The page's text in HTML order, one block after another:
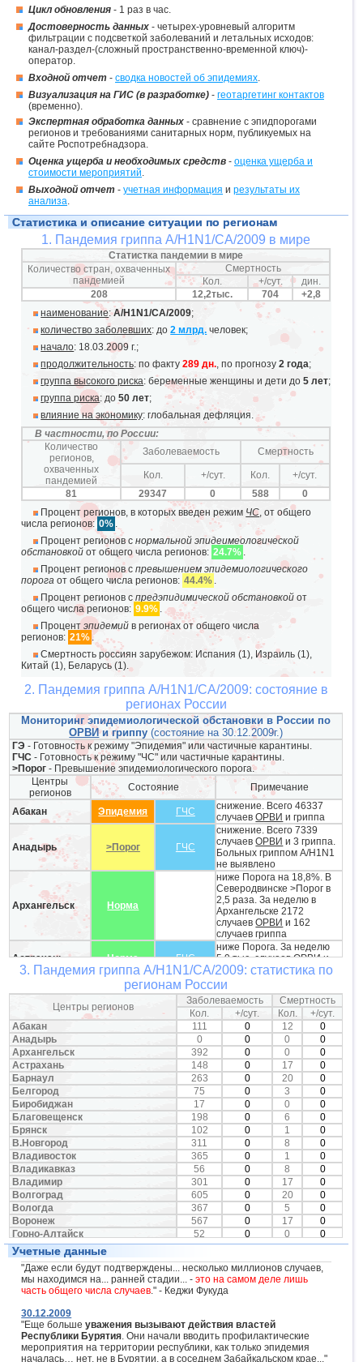
Цикл обновления - 1 раз в час.
Достоверность данных - четырех-уровневый алгоритм
фильтрации с подсветкой заболеваний и летальных исходов:
канал-раздел-(сложный пространственно-временной ключ)-
оператор.
Входной отчет - сводка новостей об эпидемиях.
Визуализация на ГИС (в разработке) - геотаргетинг контактов
(временно).
Экспертная обработка данных - сравнение с эпидпорогами
регионов и требованиями санитарных норм, публикуемых на
сайте Роспотребнадзора.
Оценка ущерба и необходимых средств - оценка ущерба и
стоимости мероприятий.
Выходной отчет - учетная информация и результаты их
анализа.
Статистика и описание ситуации по регионам
1. Пандемия гриппа A/H1N1/CA/2009 в мире
Статистка пандемии в мире
Количество стран, охваченных
пандемией
Смертность
Кол.
+/сут.
дин.
208
12,2тыс. 704
+2,8
наименование:A/H1N1/CA/2009;
количество заболевших: до2 млрд. человек;
начало: 18.03.2009 г.;
продолжительность: по факту289 дн., по прогнозу2 года;
группа высокого риска: беременные женщины и дети до5 лет;
группа риска: до50 лет;
влияние на экономику: глобальная дефляция.
В частности, по России:
Количество
регионов,
охваченных
пандемией
Заболеваемость Смертность
Кол. +/сут. Кол.
+/сут.
81
29347 0 588
0
Процент регионов, в которых введен режим ЧС, от общего
числа регионов: 0% .
Процент регионов снормальной эпидеимеологической
обстановкой от общего числа регионов: 24.7% .
Процент регионов спревышением эпидемиологического
порога от общего числа регионов: 44.4% .
Процент регионов спредэпидимической обстановкой от
общего числа регионов: 9.9% .
Процентэпидемий в регионах от общего числа
регионов: 21% .
Смертность россиян зарубежом: Испания (1), Израиль (1),
Китай (1), Беларусь (1).
2. Пандемия гриппа A/H1N1/CA/2009: состояние в
регионах России
Мониторинг эпидемиологической обстановки в России по
ОРВИи гриппу(состояние на 30.12.2009г.)
ГЭ - Готовность к режиму "Эпидемия" или частичные карантины.
ГЧС - Готовность к режиму "ЧС" или частичные карантины.
>Порог - Превышение эпидемиологического порога.
Центры
регионов
Состояние Примечание
Абакан Эпидемия ГЧС
снижение. Всего 46337
случаевОРВИ и гриппа
Анадырь >Порог ГЧС
снижение. Всего 7339
случаевОРВИ и 3 гриппа.
Больных гриппом A/H1N1
не выявлено
Архангельск Норма
ниже Порога на 18,8%. В
Северодвинске >Порог в
2,5 раза. За неделю в
Архангельске 2172
случаевОРВИ и 162
случаев гриппа
Астрахань Норма ГЧС
ниже Порога. За неделю
5,9 тыс. случаевОРВИи
гриппа
Барнаул >Порог
снижение на 20%. За
неделю 15,8 тыс. случаев
ОРВИи гриппа
Белгород >Порог ГЧС
>Порог на 84% (Белгород
и Старый Оскол)
(снижение на 11,8%)
Биробиджан
Благовещенск >Порог ГЧС
>Порог на 9% (рост). За
неделю 5879 случае
ОРВИ
и гриппом. Увеличение
количества случаев
осложненияОРВИ
пневмониями
Брянск >Порог ГЧС
>Порог среди школ на
35,7%. За неделю 3844
случаевОРВИи гриппа, 57
- пневмонии
В.Новгород ГЧС
>Порог на 2,5% (снижение
на 17,5%). За неделю 5862
случаев
и гриппа. За
три недели 39 тыс. Грипп у
21 беременной
Владивосток
Эпидемия ГЧС снижение на 3%
Владикавказ Эпидемия ГЧС
сезонного гриппа умерло 7
чел. Всего 17 тыс. случаев
ОРВИ
Владимир >Порог ГЧС
на 12,8% (снижение на
13,2%). За неделю 10 тыс.
случаевОРВИи 237
гриппа. Всего 103 тыс.
3. Пандемия гриппа A/H1N1/CA/2009: статистика по
регионам России
Центры регионов
Заболеваемость
Смертность
Кол.
+/сут. Кол.
+/сут.
Абакан
111 0 12
0
Анадырь
0 0 0
0
Архангельск
392 0 0
0
Астрахань
148 0 17
0
Барнаул
263 0 20
0
Белгород
75 0 3
0
Биробиджан
17 0 0
0
Благовещенск
198 0 6
0
Брянск
102 0 1
0
В.Новгород
311 0 8
0
Владивосток
365 0 1
0
Владикавказ
56 0 8
0
Владимир
301 0 17
0
Волгоград
605 0 20
0
Вологда
367 0 5
0
Воронеж
567 0 17
0
Горно-Алтайск
52 0 0
0
Грозный
0 0 0
0
Екатеринбург
965 0 11
0
Иваново
188 0 17
0
Ижевск
372 0 16
207
Йошкар-Ола
Казань
1127 0
Калининград
120 0 1
Калуга
204 0 1
Учетные данные
"Даже если будут подтверждены... несколько миллионов случаев,
мы находимся на... ранней стадии... -это на самом деле лишь
часть общего числа случаев." - Кеджи Фукуда
30.12.2009
"Еще большеуважения вызывают действия властей
Республики Бурятия. Они начали вводить профилактические
мероприятия на территории республики, как только эпидемия
началась… нет, не в Бурятии, а в соседнем Забайкальском крае..."